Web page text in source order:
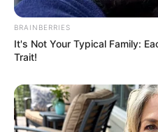
News
ΤΑ ΠΙΟ
BRAINBERRIES
It's Not Your Typical Family:
Trait!